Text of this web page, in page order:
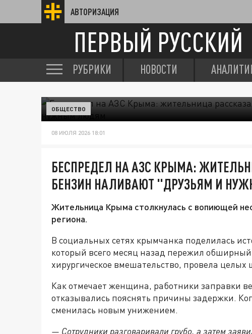
АВТОРИЗАЦИЯ
ПЕРВЫЙ РУССКИЙ
РУБРИКИ НОВОСТИ
ОБЩЕСТВО
08 ИЮЛЯ 2026 18:01
БЕСПРЕДЕЛ НА АЗС КРЫМА:
БЕНЗИН НАЛИВАЮТ "ДРУЗЬЯМ И
Жительница Крыма столкнулась с вопиющей
региона.
В социальных сетях крымчанка поделилась
который всего месяц назад пережил
хирургическое вмешательство, провела
Как отмечает женщина, работники заправки
отказывались пояснять причины задержки.
сменилась новым унижением.
— Сотрудники разговаривали грубо, а затем